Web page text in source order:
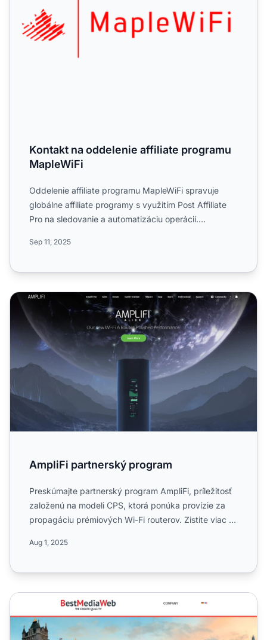
Kontakt na oddelenie affiliate programu
MapleWiFi
Oddelenie affiliate programu MapleWiFi spravuje
globálne affiliate programy s využitím Post Affiliate
Pro na sledovanie a automatizáciu operácií.
Sep 11, 2025
AmpliFi partnerský program
AmpliFi partnerský program
Preskúmajte partnerský program AmpliFi, príležitosť
založenú na modeli CPS, ktorá ponúka provízie za
propagáciu prémiových Wi-Fi routerov. Zistite viac o
Aug 1, 2025
Affiliate program BestMediaWeb